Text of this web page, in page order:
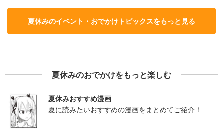
夏休みのイベント・おでかけトピックスをもっと見る
夏休みのおでかけをもっと楽しむ
夏休みおすすめ漫画
夏に読みたいおすすめの漫画をまとめてご紹介！